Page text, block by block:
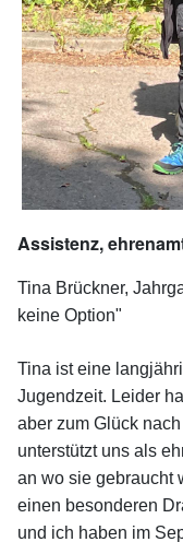
Assistenz,
Tina Brückner,
keine Option"
Tina ist eine
Jugendzeit. Leider
aber zum Glück
unterstützt uns als
an wo sie gebraucht
einen besonderen
und ich haben im